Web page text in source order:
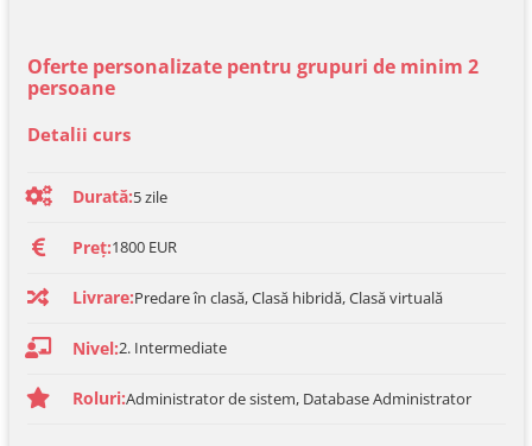
Oferte personalizate pentru grupuri de minim 2
persoane
Detalii curs
Durată:5zile
Preț:1800 EUR
Livrare:Predare în clasă, Clasă hibridă, Clasă virtuală
Nivel:2. Intermediate
Roluri:Administrator de sistem, Database Administrator